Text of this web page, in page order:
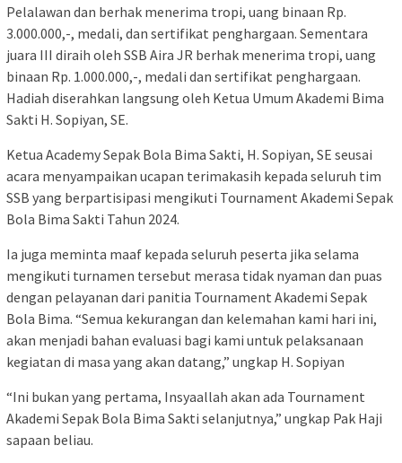
Pelalawan dan berhak menerima tropi, uang binaan Rp.
3.000.000,-, medali, dan sertifikat penghargaan. Sementara
juara III diraih oleh SSB Aira JR berhak menerima tropi, uang
binaan Rp. 1.000.000,-, medali dan sertifikat penghargaan.
Hadiah diserahkan langsung oleh Ketua Umum Akademi Bima
Sakti H. Sopiyan, SE.
Ketua Academy Sepak Bola Bima Sakti, H. Sopiyan, SE seusai
acara menyampaikan ucapan terimakasih kepada seluruh tim
SSB yang berpartisipasi mengikuti Tournament Akademi Sepak
Bola Bima Sakti Tahun 2024.
Ia juga meminta maaf kepada seluruh peserta jika selama
mengikuti turnamen tersebut merasa tidak nyaman dan puas
dengan pelayanan dari panitia Tournament Akademi Sepak
Bola Bima. “Semua kekurangan dan kelemahan kami hari ini,
akan menjadi bahan evaluasi bagi kami untuk pelaksanaan
kegiatan di masa yang akan datang,” ungkap H. Sopiyan
“Ini bukan yang pertama, Insyaallah akan ada Tournament
Akademi Sepak Bola Bima Sakti selanjutnya,” ungkap Pak Haji
sapaan beliau.